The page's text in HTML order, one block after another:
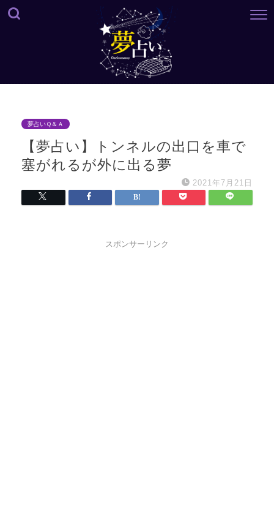
夢占いＱ＆Ａ
【夢占い】トンネルの出口を車で
塞がれるが外に出る夢
2021年7月21日
スポンサーリンク